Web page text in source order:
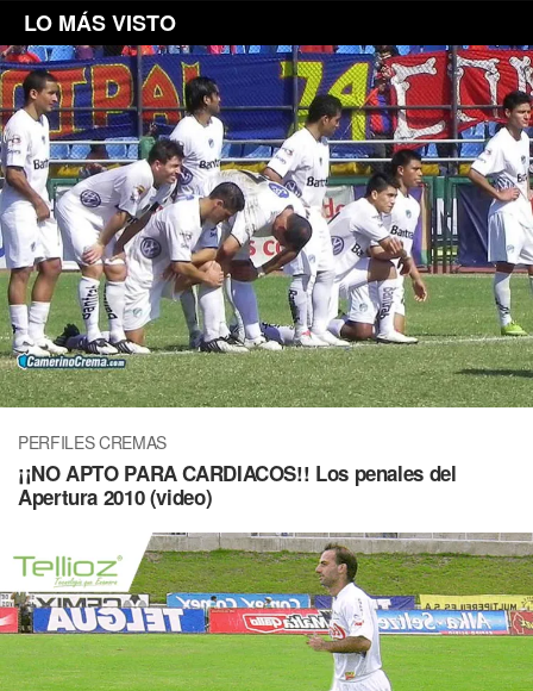
LO MÁS VISTO
PERFILES CREMAS
¡¡NO APTO PARA CARDIACOS!! Los penales del
Apertura 2010 (video)